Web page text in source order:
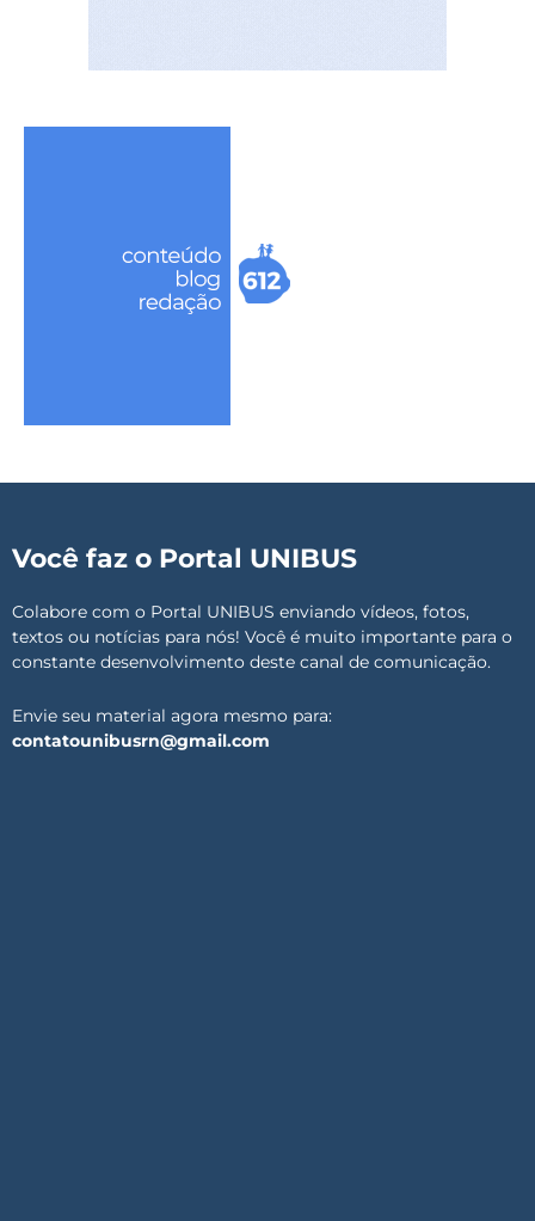
Você faz o Portal UNIBUS
Colabore com o Portal UNIBUS enviando vídeos, fotos,
textos ou notícias para nós! Você é muito importante para o
constante desenvolvimento deste canal de comunicação.
Envie seu material agora mesmo para:
contatounibusrn@gmail.com